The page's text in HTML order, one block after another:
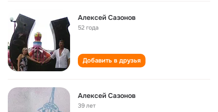
Алексей Сазонов
52 года
Добавить в друзья
Алексей Сазонов
39 лет